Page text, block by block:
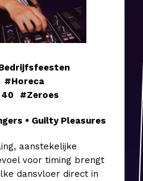
#Horeca
#Zeroes
• Guilty Pleasures
aanstekelijke
voor timing brengt
dansvloer direct in